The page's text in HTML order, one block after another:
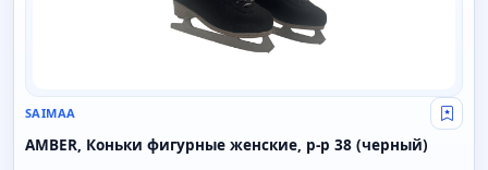
SAIMAA Свой
AMBER, Коньки фигурные женские, р-р 38 (черный)